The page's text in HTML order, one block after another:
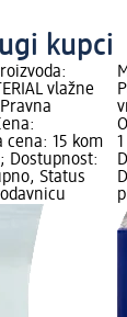
kupci
vlažne
cena: 15 kom
Dostupnost:
Status